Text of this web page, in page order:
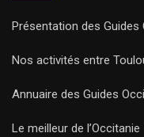
Présentation des Guides
Nos activités entre
Annuaire des Guides
Le meilleur de